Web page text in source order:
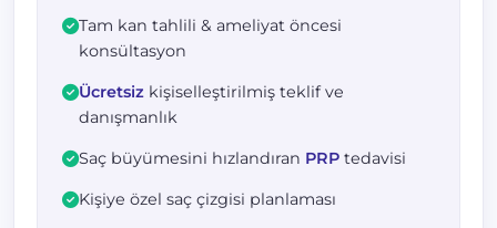
Tam kan tahlili & ameliyat öncesi
konsültasyon
Ücretsiz kişiselleştirilmiş teklif ve
danışmanlık
Saç büyümesini hızlandıran PRP tedavisi
Kişiye özel saç çizgisi planlaması